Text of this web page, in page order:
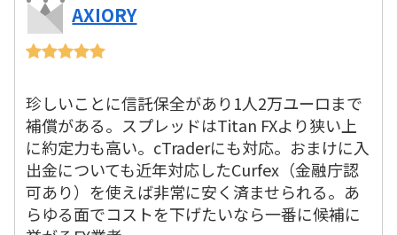
AXIORY
珍しいことに信託保全があり1人2万ユーロまで
補償がある。スプレッドはTitan FXより狭い上
に約定力も高い。cTraderにも対応。おまけに入
出金についても近年対応したCurfex（金融庁認
可あり）を使えば非常に安く済ませられる。あ
らゆる面でコストを下げたいなら一番に候補に